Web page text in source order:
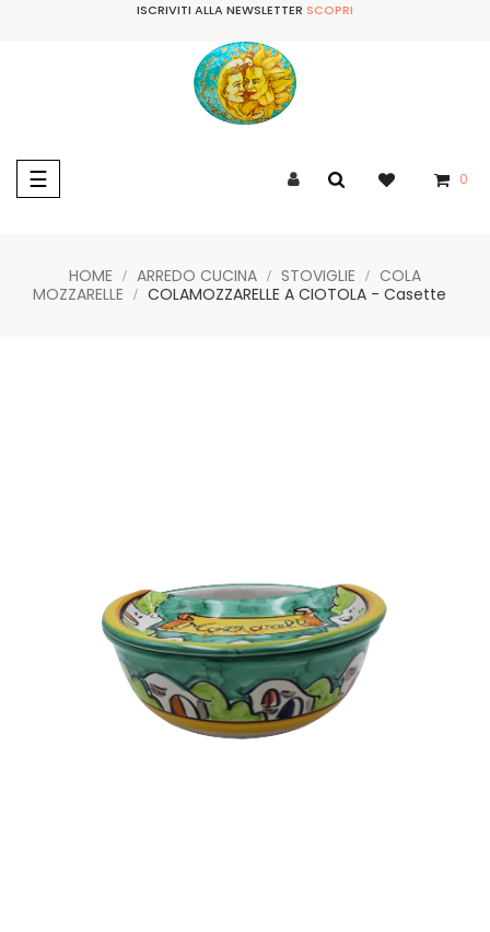
ISCRIVITI ALLA NEWSLETTER SCOPRI
navigazione
Toggle
☰ 0
HOME ARREDO CUCINA STOVIGLIE
COLA
MOZZARELLE
COLAMOZZARELLE A CIOTOLA - Casette